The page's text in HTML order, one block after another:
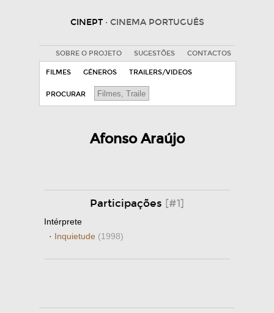
CINEPT · CINEMA PORTUGUÊS
SOBRE O PROJETO SUGESTÕES CONTACTOS
FILMES GÉNEROS TRAILERS/VIDEOS
PROCURAR
Afonso Araújo
Participações [#1]
Intérprete
· Inquietude (1998)